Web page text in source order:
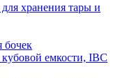
хранения тары и
бочек
емкости, IBC